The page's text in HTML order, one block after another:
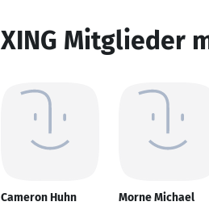
XING Mitglieder
Cameron Huhn
Morne Michael